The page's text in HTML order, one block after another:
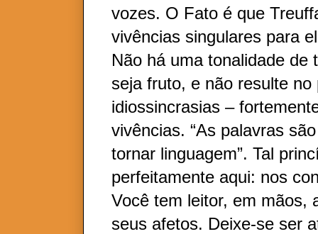
vozes. O Fato é que
vivências singulares para
Não há uma tonalidade de
seja fruto, e não resulte
idiossincrasias –
vivências. “As palavras
tornar linguagem”. Tal
perfeitamente aqui: nos
Você tem leitor, em mãos,
seus afetos. Deixe-se ser